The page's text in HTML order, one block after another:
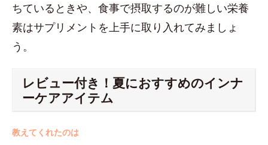
ちているときや、食事で摂取するのが難しい栄養
素はサプリメントを上手に取り入れてみましょ
う。
レビュー付き！夏におすすめのインナ
ーケアアイテム
教えてくれたのは